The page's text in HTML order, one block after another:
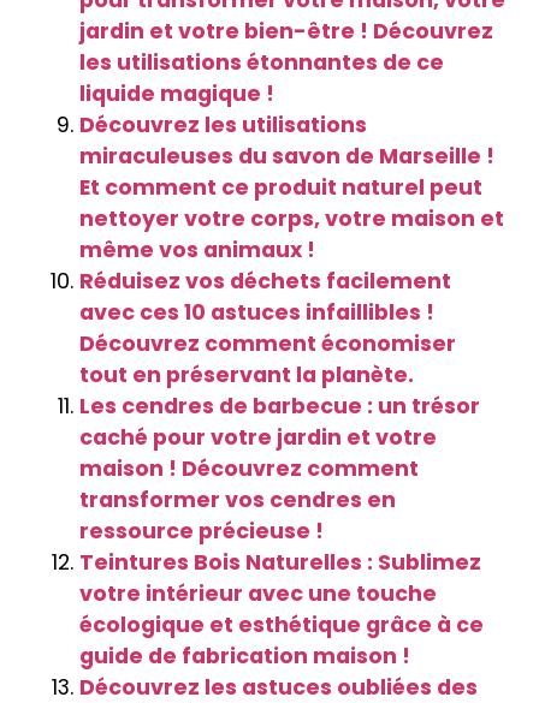
jardin et votre bien-être ! Découvrez
les utilisations étonnantes de ce
liquide magique !
Découvrez les utilisations
miraculeuses du savon de Marseille !
Et comment ce produit naturel peut
nettoyer votre corps, votre maison et
même vos animaux !
Réduisez vos déchets facilement
avec ces 10 astuces infaillibles !
Découvrez comment économiser
tout en préservant la planète.
Les cendres de barbecue : un trésor
caché pour votre jardin et votre
maison ! Découvrez comment
transformer vos cendres en
ressource précieuse !
Teintures Bois Naturelles : Sublimez
votre intérieur avec une touche
écologique et esthétique grâce à ce
guide de fabrication maison !
Découvrez les astuces oubliées des